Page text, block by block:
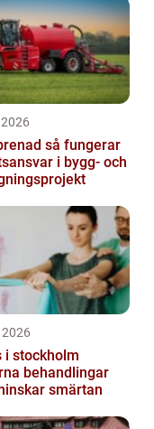
så fungerar
i bygg- och
i stockholm
behandlingar
smärtan